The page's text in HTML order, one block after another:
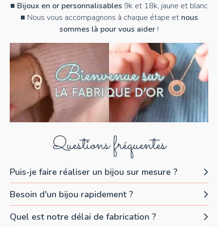
Questions fréquentes
Puis-je faire réaliser un bijou sur mesure ?
Besoin d'un bijou rapidement ?
Quel est notre délai de fabrication ?
■ Bijoux en or personnalisables 9k et 18k, jaune et blanc
■ Nous vous accompagnons à chaque étape et nous
sommes là pour vous aider !